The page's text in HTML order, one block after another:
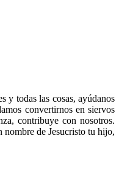
y todas las cosas, ayúdanos
convertirnos en siervos
contribuye con nosotros.
nombre de Jesucristo tu hijo,